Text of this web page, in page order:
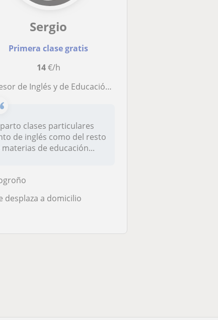
Sergio
Primera clase gratis
14€/h
Inglés y de Educación Primaria para clases particulares a niños entre 6-14 años
clases particulares
de inglés como del resto
materias de educación...
desplaza a domicilio